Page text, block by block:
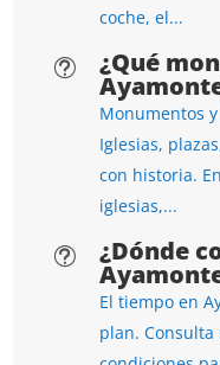
coche, el...
t ¿Qué
Monumentos
Iglesias,
con historia.
iglesias,...
t ¿Dónde
El tiempo en
plan.